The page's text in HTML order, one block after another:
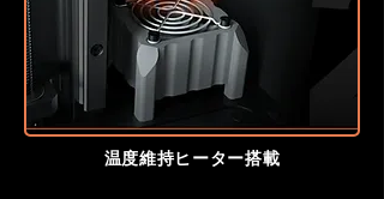
温度維持ヒーター搭載